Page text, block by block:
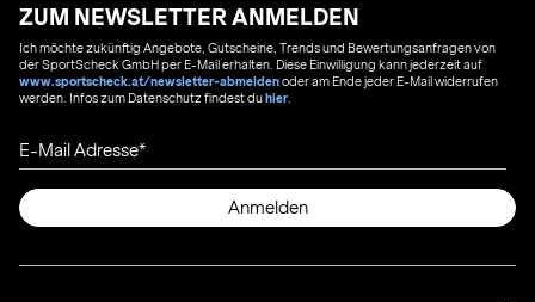
ZUM NEWSLETTER ANMELDEN
Ich möchte zukünftig Angebote, Gutscheine, Trends und Bewertungsanfragen von
der SportScheck GmbH per E-Mail erhalten. Diese Einwilligung kann jederzeit auf
www.sportscheck.at/newsletter-abmeldenoder am Ende jeder E-Mail widerrufen
werden. Infos zum Datenschutz findest duhier
E-Mail Adresse
Anmelden